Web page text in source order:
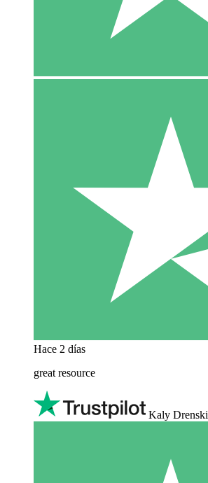
Hace 2 días
great resource
Kaly Drenski